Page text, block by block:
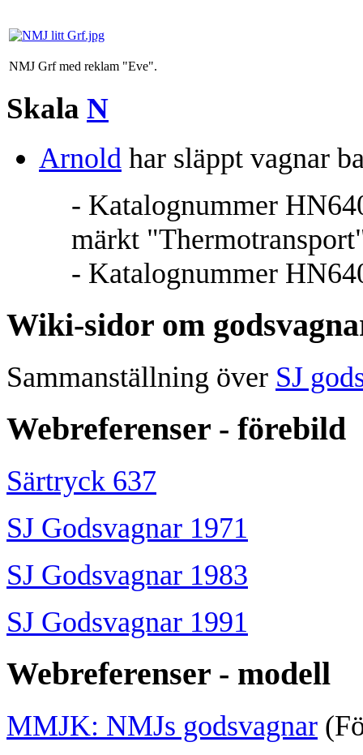
NMJ Grf med reklam "Eve".
Skala N
Arnold har släppt vagnar
- Katalognummer
märkt
- Katalognummer
Wiki-sidor om
Sammanställning över SJ
Webreferenser - förebild
Särtryck 637
SJ Godsvagnar 1971
SJ Godsvagnar 1983
SJ Godsvagnar 1991
Webreferenser - modell
MMJK: NMJs godsvagnar